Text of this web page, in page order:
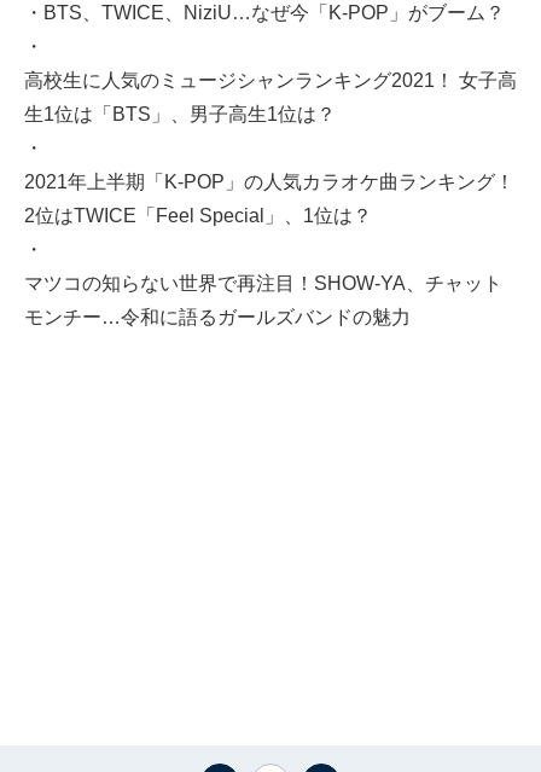
・ BTS、TWICE、NiziU…なぜ今「K-POP」がブーム？
・
高校生に人気のミュージシャンランキング2021！ 女子高
生1位は「BTS」、男子高生1位は？
・
2021年上半期「K-POP」の人気カラオケ曲ランキング！
2位はTWICE「Feel Special」、1位は？
・
マツコの知らない世界で再注目！SHOW-YA、チャット
モンチー…令和に語るガールズバンドの魅力